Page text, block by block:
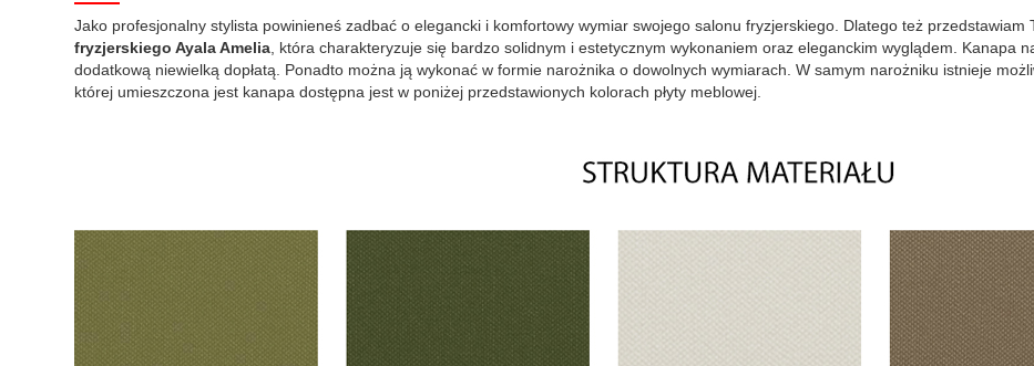
Jako profesjonalny stylista powinieneś zadbać o elegancki i komfortowy wymiar swojego salonu fryzjerskiego. Dlatego też przedstawiam
fryzjerskiego Ayala Amelia , która charakteryzuje się bardzo solidnym i estetycznym wykonaniem oraz eleganckim wyglądem. Kanapa
dodatkową niewielką dopłatą. Ponadto można ją wykonać w formie narożnika o dowolnych wymiarach. W samym narożniku istnieje
której umieszczona jest kanapa dostępna jest w poniżej przedstawionych kolorach płyty meblowej.